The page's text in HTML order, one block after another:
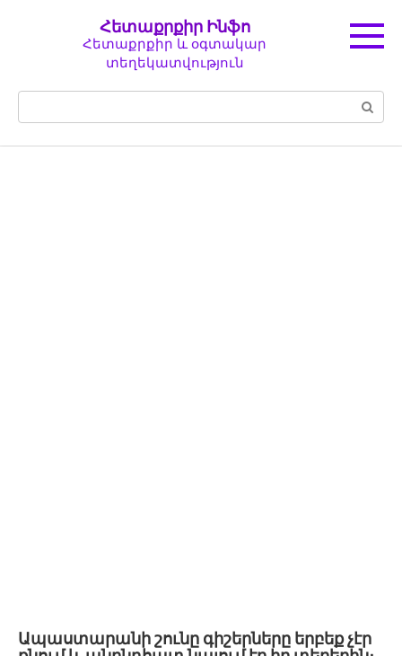
Հետաքրքիր Ինֆո
Հետաքրքիր և օգտակար
տեղեկատվություն
Ապաստարանի շունը գիշերները երբեք չէր